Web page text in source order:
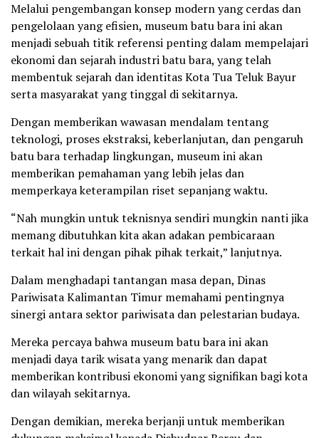
Melalui pengembangan konsep modern yang cerdas dan
pengelolaan yang efisien, museum batu bara ini akan
menjadi sebuah titik referensi penting dalam mempelajari
ekonomi dan sejarah industri batu bara, yang telah
membentuk sejarah dan identitas Kota Tua Teluk Bayur
serta masyarakat yang tinggal di sekitarnya.
Dengan memberikan wawasan mendalam tentang
teknologi, proses ekstraksi, keberlanjutan, dan pengaruh
batu bara terhadap lingkungan, museum ini akan
memberikan pemahaman yang lebih jelas dan
memperkaya keterampilan riset sepanjang waktu.
“Nah mungkin untuk teknisnya sendiri mungkin nanti jika
memang dibutuhkan kita akan adakan pembicaraan
terkait hal ini dengan pihak pihak terkait,” lanjutnya.
Dalam menghadapi tantangan masa depan, Dinas
Pariwisata Kalimantan Timur memahami pentingnya
sinergi antara sektor pariwisata dan pelestarian budaya.
Mereka percaya bahwa museum batu bara ini akan
menjadi daya tarik wisata yang menarik dan dapat
memberikan kontribusi ekonomi yang signifikan bagi kota
dan wilayah sekitarnya.
Dengan demikian, mereka berjanji untuk memberikan